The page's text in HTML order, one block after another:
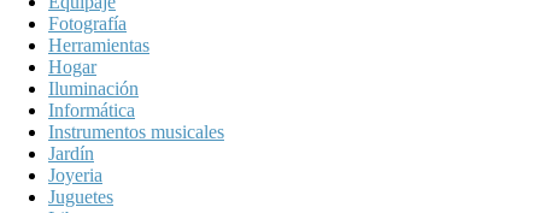
Fotografía
Herramientas
Hogar
Iluminación
Informática
Instrumentos musicales
Jardín
Joyeria
Juguetes